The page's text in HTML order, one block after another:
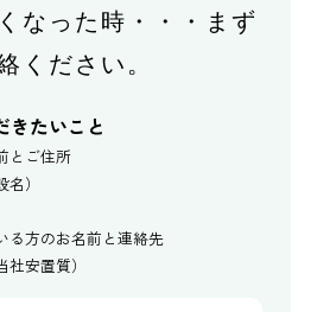
なった時・・・まず
ください。
きたいこと
とご住所
）
方のお名前と連絡先
安置質）